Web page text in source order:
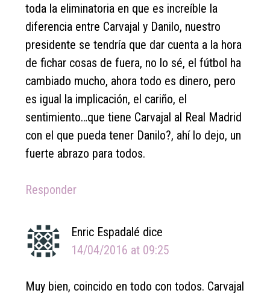
toda la eliminatoria en que es increíble la
diferencia entre Carvajal y Danilo, nuestro
presidente se tendría que dar cuenta a la hora
de fichar cosas de fuera, no lo sé, el fútbol ha
cambiado mucho, ahora todo es dinero, pero
es igual la implicación, el cariño, el
sentimiento…que tiene Carvajal al Real Madrid
con el que pueda tener Danilo?, ahí lo dejo, un
fuerte abrazo para todos.
Responder
Enric Espadalé dice
14/04/2016 at 09:25
Muy bien, coincido en todo con todos. Carvajal